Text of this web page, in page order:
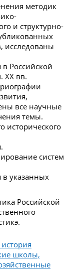
методик
и структурно-
исследованы
в Российской
XX вв.
все научные
темы.
исторического
систем
в указанных
Российской
школы,